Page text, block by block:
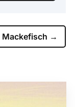
Mackefisch →